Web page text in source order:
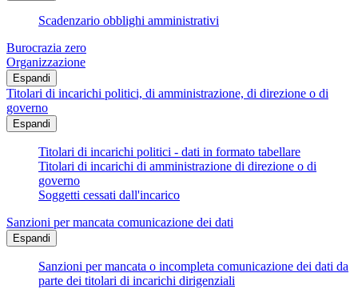
Scadenzario obblighi amministrativi
Burocrazia zero
Organizzazione
Espandi
Titolari di incarichi politici, di amministrazione, di direzione o di
governo
Espandi
Titolari di incarichi politici - dati in formato tabellare
Titolari di incarichi di amministrazione di direzione o di
governo
Soggetti cessati dall'incarico
Sanzioni per mancata comunicazione dei dati
Espandi
Sanzioni per mancata o incompleta comunicazione dei dati da
parte dei titolari di incarichi dirigenziali